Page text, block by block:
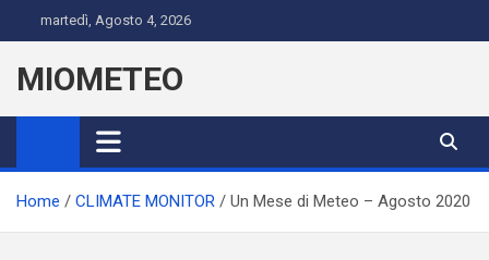
to
content
martedì, Agosto 4, 2026
MIOMETEO
Home CLIMATE MONITOR Un Mese di Meteo – Agosto 2020